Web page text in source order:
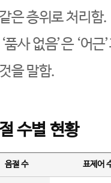
은 층위로 처리함.
품사 없음’은 ‘어
을 말함.
수별 현황
음절 수 표제어